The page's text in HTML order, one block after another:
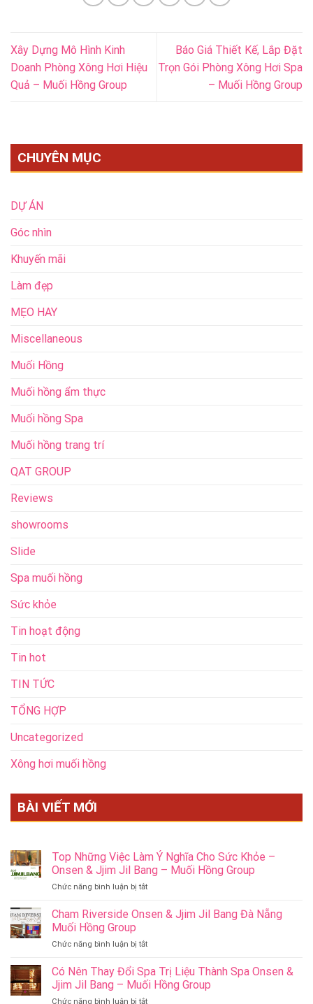
Xây Dựng Mô Hình Kinh
Doanh Phòng Xông Hơi Hiệu
Quả – Muối Hồng Group
Báo Giá Thiết Kế, Lắp Đặt
Trọn Gói Phòng Xông Hơi Spa
– Muối Hồng Group
CHUYÊN MỤC
DỰ ÁN
Góc nhìn
Khuyến mãi
Làm đẹp
MẸO HAY
Miscellaneous
Muối Hồng
Muối hồng ẩm thực
Muối hồng Spa
Muối hồng trang trí
QAT GROUP
Reviews
showrooms
Slide
Spa muối hồng
Sức khỏe
Tin hoạt động
Tin hot
TIN TỨC
TỔNG HỢP
Uncategorized
Xông hơi muối hồng
BÀI VIẾT MỚI
Top Những Việc Làm Ý Nghĩa Cho Sức Khỏe –
Onsen & Jjim Jil Bang – Muối Hồng Group
Chức năng bình luận bị tắtở
Những
Ý
Cho
Sức
Cham Riverside Onsen & Jjim Jil Bang Đà Nẵng
Muối Hồng Group
Chức năng bình luận bị tắtở
Riverside
Onsen
&
Có Nên Thay Đổi Spa Trị Liệu Thành Spa Onsen &
Jjim Jil Bang – Muối Hồng Group
Chức năng bình luận bị tắtở